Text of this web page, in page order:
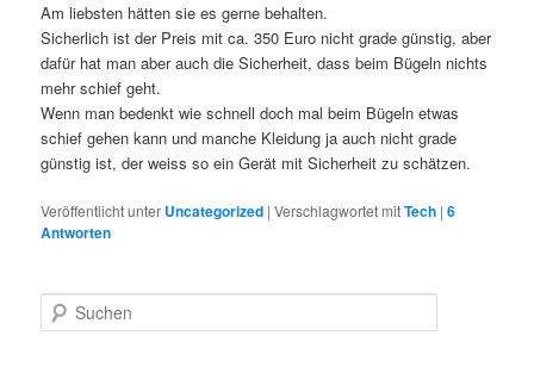
Am liebsten hätten sie es gerne behalten.
Sicherlich ist der Preis mit ca. 350 Euro nicht grade günstig, aber
dafür hat man aber auch die Sicherheit, dass beim Bügeln nichts
mehr schief geht.
Wenn man bedenkt wie schnell doch mal beim Bügeln etwas
schief gehen kann und manche Kleidung ja auch nicht grade
günstig ist, der weiss so ein Gerät mit Sicherheit zu schätzen.
Veröffentlicht unter Uncategorized |Verschlagwortet mitTech |6
Antworten
u